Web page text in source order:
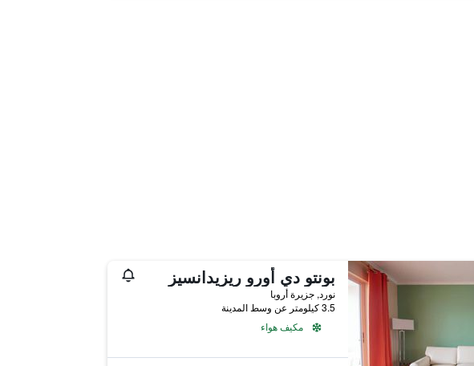
بونتو دي أورو ريزيدانسيز
نورد, جزيرة أروبا
3.5 كيلومتر عن وسط المدينة
مكيف هواء